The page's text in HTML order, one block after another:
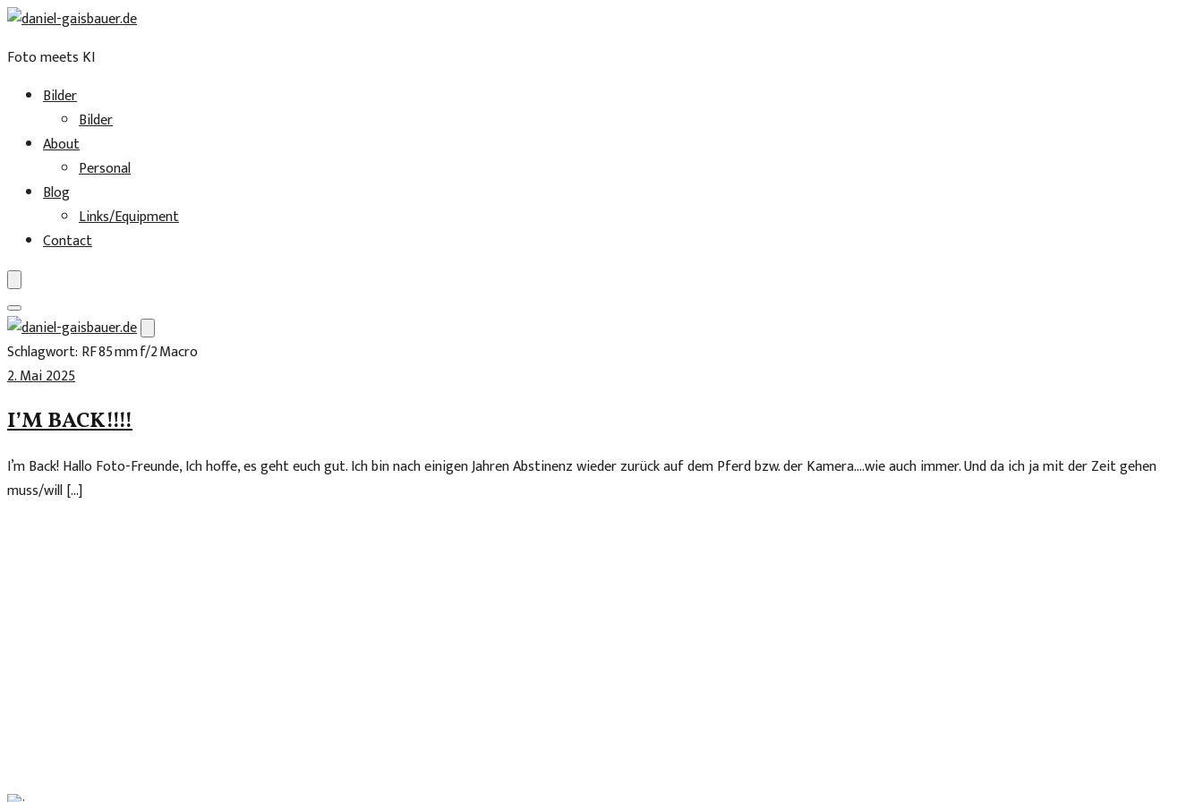
Foto meets KI
Bilder
Bilder
About
Personal
Blog
Links/Equipment
Contact
Skip
to
content
Schlagwort: RF 85 mm f/2 Macro
2. Mai 2025
I’M BACK!!!!
I’m Back! Hallo Foto-Freunde, Ich hoffe, es geht euch gut. Ich bin nach einigen Jahren Abstinenz wieder zurück auf dem Pferd bzw. der Kamera….wie auch immer. Und da ich ja mit der Zeit gehen
muss/will […]